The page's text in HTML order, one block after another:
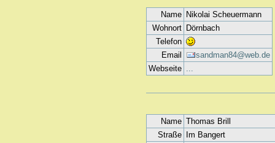
Name
Nikolai Scheuermann
Wohnort
Dörnbach
Telefon
Email
sandman84@web.de
Webseite
Name Thomas Brill
Straße
Im Bangert